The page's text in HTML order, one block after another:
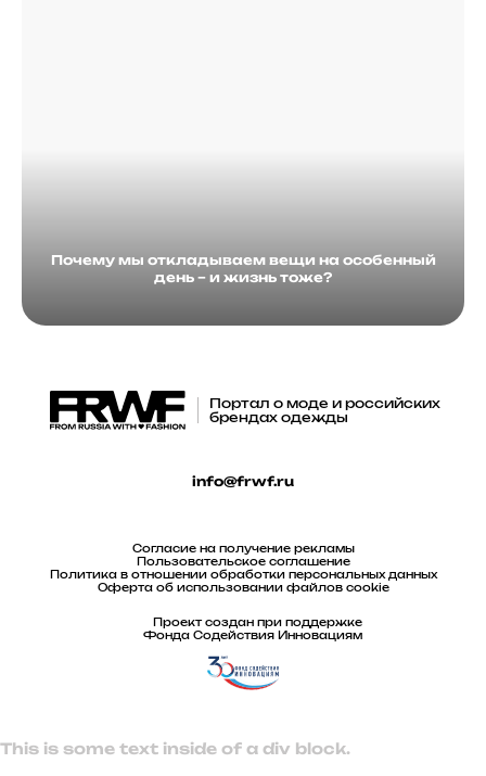
Почему мы откладываем вещи на особенный
день – и жизнь тоже?
Портал о моде и российских
брендах одежды
info@frwf.ru
Согласие на получение рекламы
Пользовательское соглашение
Политика в отношении обработки персональных данных
Оферта об использовании файлов cookie
Проект создан при поддержке
Фонда Содействия Инновациям
This is some text inside of a div block.